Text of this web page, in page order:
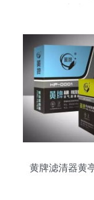
黄牌滤清器黄